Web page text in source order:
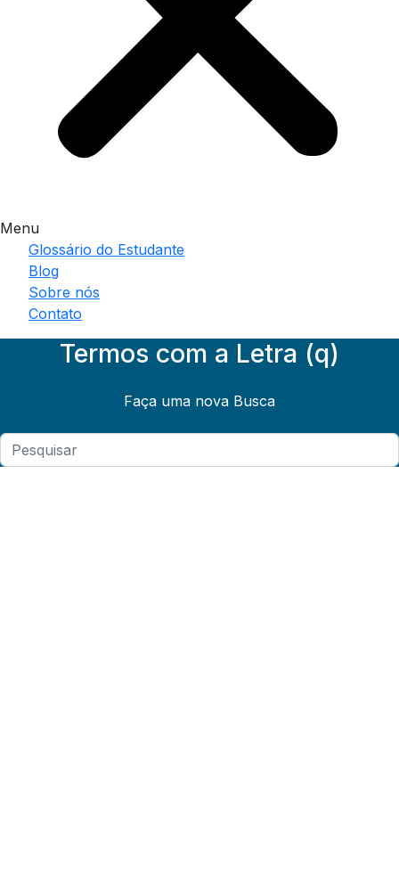
Menu
Glossário do Estudante
Blog
Sobre nós
Contato
Termos com a Letra (q)
Faça uma nova Busca